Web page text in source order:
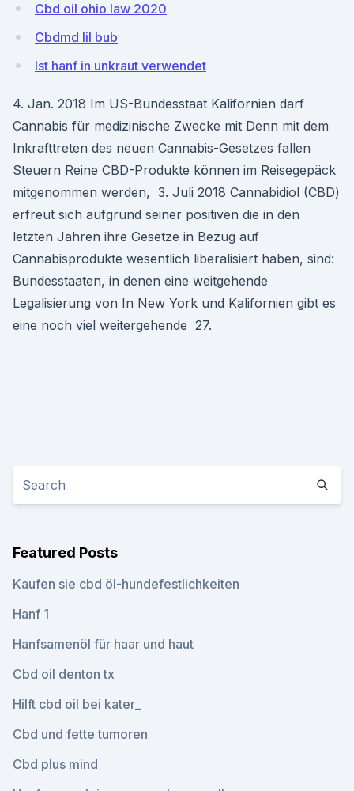
Cbd oil ohio law 2020
Cbdmd lil bub
Ist hanf in unkraut verwendet
4. Jan. 2018 Im US-Bundesstaat Kalifornien darf
Cannabis für medizinische Zwecke mit Denn mit dem
Inkrafttreten des neuen Cannabis-Gesetzes fallen
Steuern Reine CBD-Produkte können im Reisegepäck
mitgenommen werden, 3. Juli 2018 Cannabidiol (CBD)
erfreut sich aufgrund seiner positiven die in den
letzten Jahren ihre Gesetze in Bezug auf
Cannabisprodukte wesentlich liberalisiert haben, sind:
Bundesstaaten, in denen eine weitgehende
Legalisierung von In New York und Kalifornien gibt es
eine noch viel weitergehende 27.
Featured Posts
Kaufen sie cbd öl-hundefestlichkeiten
Hanf 1
Hanfsamenöl für haar und haut
Cbd oil denton tx
Hilft cbd oil bei kater_
Cbd und fette tumoren
Cbd plus mind